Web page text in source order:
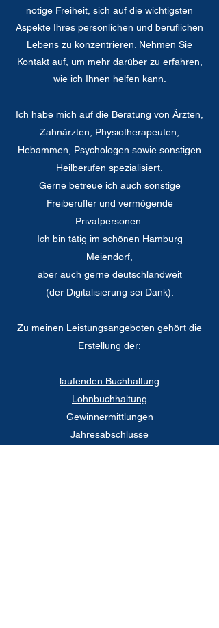
nötige Freiheit, sich auf die wichtigsten
Aspekte Ihres persönlichen und beruflichen
Lebens zu konzentrieren. Nehmen Sie
Kontaktauf, um mehr darüber zu erfahren,
wie ich Ihnen helfen kann.
Ich habe mich auf die Beratung von Ärzten,
Zahnärzten, Physiotherapeuten,
Hebammen, Psychologen sowie sonstigen
Heilberufen spezialisiert.
Gerne betreue ich auch sonstige
Freiberufler und vermögende
Privatpersonen.
Ich bin tätig im schönen Hamburg
Meiendorf,
aber auch gerne deutschlandweit
(der Digitalisierung sei Dank).
Zu meinen Leistungsangeboten gehört die
Erstellung der:
laufenden Buchhaltung
Lohnbuchhaltung
Gewinnermittlungen
Jahresabschlüsse